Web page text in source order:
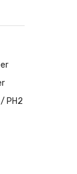
PH2